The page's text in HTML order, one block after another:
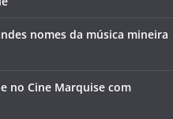
nomes da música mineira
no Cine Marquise com